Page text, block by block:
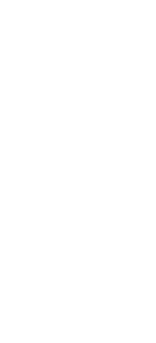
です。
得ず変更すること